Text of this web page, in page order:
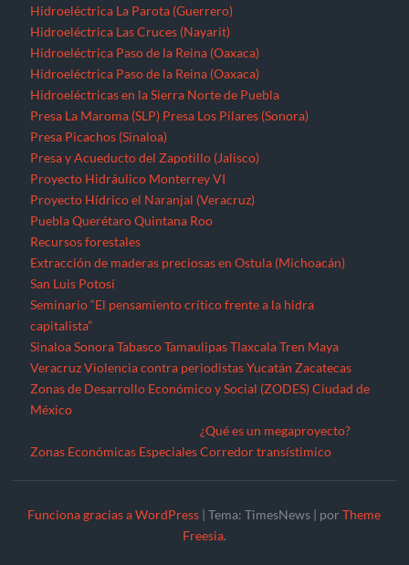
Hidroeléctrica La Parota (Guerrero)
Hidroeléctrica Las Cruces (Nayarit)
Hidroeléctrica Paso de la Reina (Oaxaca)
Hidroeléctrica Paso de la Reina (Oaxaca)
Hidroeléctricas en la Sierra Norte de Puebla
Presa La Maroma (SLP) Presa Los Pilares (Sonora)
Presa Picachos (Sinaloa)
Presa y Acueducto del Zapotillo (Jalisco)
Proyecto Hidráulico Monterrey VI
Proyecto Hídrico el Naranjal (Veracruz)
Puebla Querétaro Quintana Roo
Recursos forestales
Extracción de maderas preciosas en Ostula (Michoacán)
San Luis Potosí
Seminario “El pensamiento crítico frente a la hidra
capitalista”
Sinaloa Sonora Tabasco Tamaulipas Tlaxcala Tren Maya
Veracruz Violencia contra periodistas Yucatán Zacatecas
Zonas de Desarrollo Económico y Social (ZODES) Ciudad de
México
Zonas Económicas Especiales
¿Qué es un megaproyecto?
Corredor transístimico
Funciona gracias a WordPress |Tema: TimesNews | porTheme
Freesia.